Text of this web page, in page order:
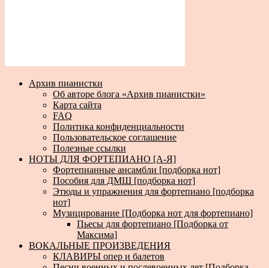
Архив пианистки
Об авторе блога «Архив пианистки»
Карта сайта
FAQ
Политика конфиденциальности
Пользовательское соглашение
Полезные ссылки
НОТЫ ДЛЯ ФОРТЕПИАНО [А-Я]
Фортепианные ансамбли [подборка нот]
Пособия для ДМШ [подборка нот]
Этюды и упражнения для фортепиано [подборка
нот]
Музицирование [Подборка нот для фортепиано]
Пьесы для фортепиано [Подборка от
Максима]
ВОКАЛЬНЫЕ ПРОИЗВЕДЕНИЯ
КЛАВИРЫ опер и балетов